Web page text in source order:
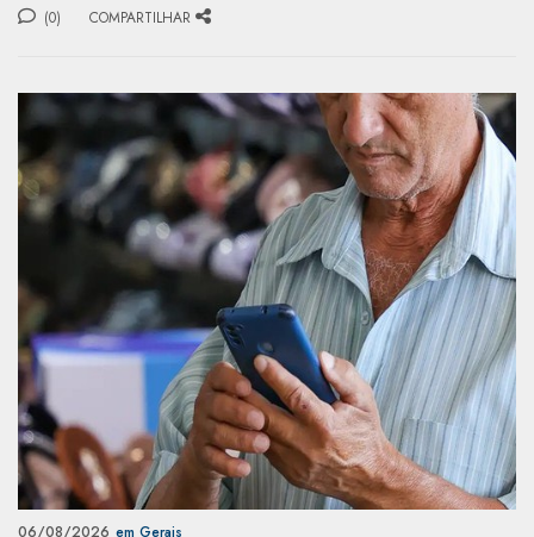
(0) COMPARTILHAR
06/08/2026 em Gerais